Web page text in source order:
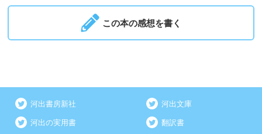
この本の感想を書く
河出書房新社 河出文庫
河出の実用書 翻訳書